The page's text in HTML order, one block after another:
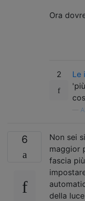
Ora
2 Le
6
Non sei
maggior
fascia
della